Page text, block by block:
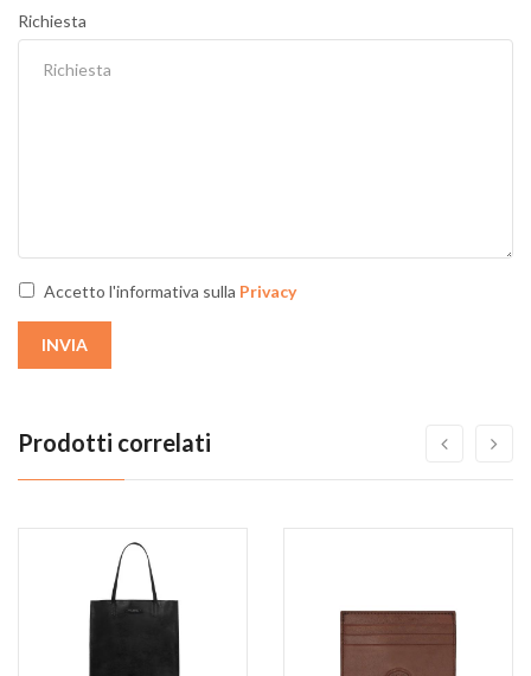
Richiesta
Accetto l'informativa sulla Privacy
INVIA
Prodotti correlati